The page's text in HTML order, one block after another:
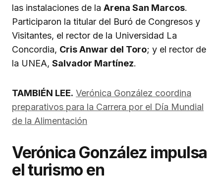
las instalaciones de la Arena San Marcos.
Participaron la titular del Buró de Congresos y
Visitantes, el rector de la Universidad La
Concordia, Cris Anwar del Toro; y el rector de
la UNEA, Salvador Martínez.
TAMBIÉN LEE. Verónica González coordina
preparativos para la Carrera por el Día Mundial
de la Alimentación
Verónica González impulsa
el turismo en